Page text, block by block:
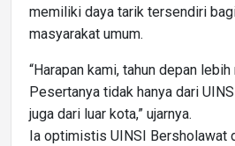
memiliki daya tarik tersendiri
masyarakat umum.
“Harapan kami, tahun depan
Pesertanya tidak hanya dari
juga dari luar kota,” ujarnya.
Ia optimistis UINSI Bersholawat